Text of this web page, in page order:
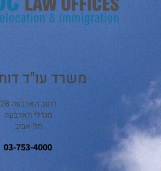
משרד עו"ד
רחוב הארבעה 28
מגדלי הארבעה
תל-אביב
03-753-4000